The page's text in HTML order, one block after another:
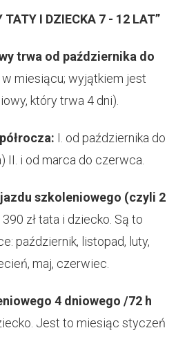
TATY I DZIECKA 7 - 12 LAT”
trwa od października do
miesiącu; wyjątkiem jest
który trwa 4 dni).
I. od października do
II. i od marca do czerwca.
szkoleniowego (czyli 2
zł tata i dziecko. Są to
październik, listopad, luty,
maj, czerwiec.
4 dniowego /72 h
Jest to miesiąc styczeń